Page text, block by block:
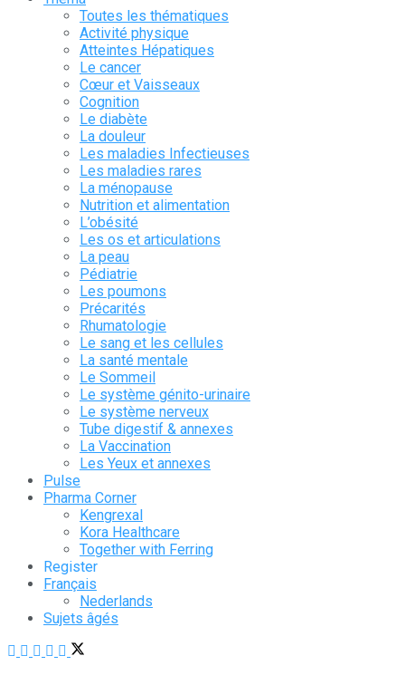
Toutes les thématiques
Activité physique
Atteintes Hépatiques
Le cancer
Cœur et Vaisseaux
Cognition
Le diabète
La douleur
Les maladies Infectieuses
Les maladies rares
La ménopause
Nutrition et alimentation
L’obésité
Les os et articulations
La peau
Pédiatrie
Les poumons
Précarités
Rhumatologie
Le sang et les cellules
La santé mentale
Le Sommeil
Le système génito-urinaire
Le système nerveux
Tube digestif & annexes
La Vaccination
Les Yeux et annexes
Pulse
Pharma Corner
Kengrexal
Kora Healthcare
Together with Ferring
Register
Français
Nederlands
Sujets âgés